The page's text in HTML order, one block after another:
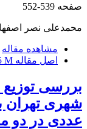
صفحه 539-552
محمدعلی نصر
مشاهده مقاله
اصل مقاله M
بررسی توزیع
شهری تهران
عددی در دو